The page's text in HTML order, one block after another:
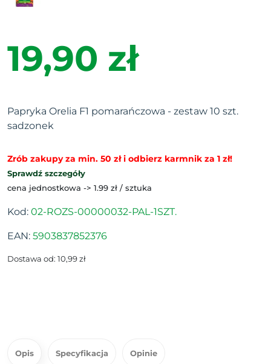
19,90 zł
Papryka Orelia F1 pomarańczowa - zestaw 10 szt.
sadzonek
Zrób zakupy za min. 50 zł i odbierz karmnik za 1 zł!
Sprawdź szczegóły
cena jednostkowa -> 1.99 zł / sztuka
Kod: 02-ROZS-00000032-PAL-1SZT.
EAN: 5903837852376
Dostawa od: 10,99 zł
Opis Specyfikacja Opinie